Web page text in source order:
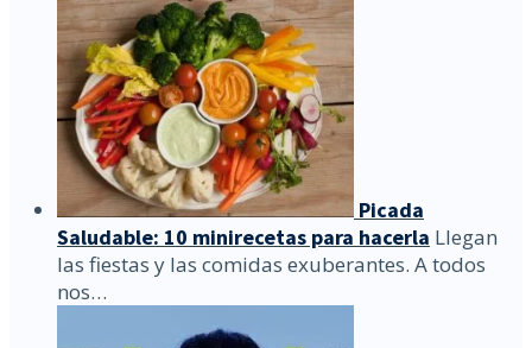
Picada
Saludable: 10 minirecetas para hacerla Llegan
las fiestas y las comidas exuberantes. A todos
nos…